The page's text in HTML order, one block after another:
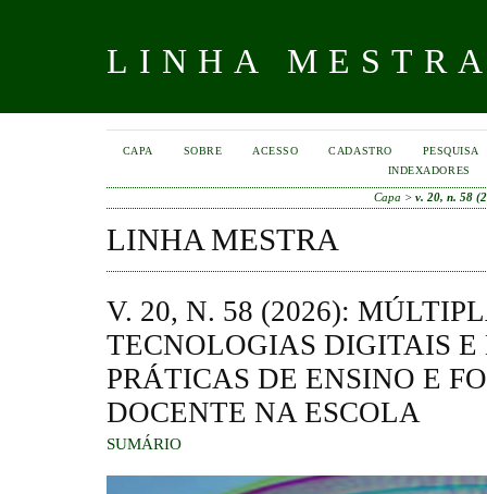
LINHA
CAPA SOBRE ACESSO CADASTRO
PESQUISA
INDEXADORES
Capa > v. 20, n. 58
LINHA MESTRA
V. 20, N. 58 (2026):
TECNOLOGIAS DIGITAIS
PRÁTICAS DE ENSINO E
DOCENTE NA ESCOLA
SUMÁRIO